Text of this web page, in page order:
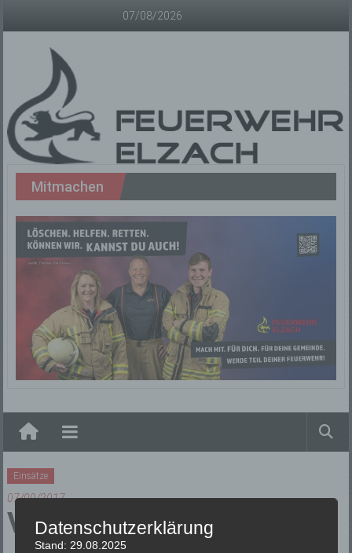
07/08/2026
Freiwillige
Feuerwehr
Elzach
Offizielle
Freiwilligen
Feuerwehr
Elzach
Mitmachen
Einsätze
07/09/2017
Verkehrsunfall
Datenschutzerklärung
Stand: 29.08.2025